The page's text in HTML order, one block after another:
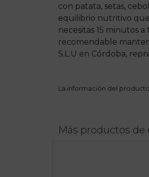
con patata, setas,
equilibrio nutritivo que
necesitas 15 minutos
recomendable
S.L.U en Córdoba,
La información del
Más productos